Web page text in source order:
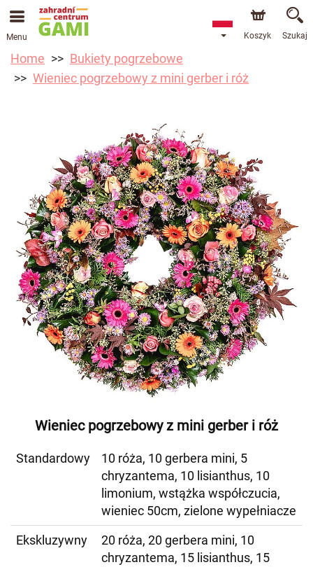
Menu Koszyk Szukaj
Home
Bukiety pogrzebowe
Wieniec pogrzebowy z mini gerber i róż
Wieniec pogrzebowy z mini gerber i róż
Standardowy
10 róża, 10 gerbera mini, 5
chryzantema, 10 lisianthus, 10
limonium, wstążka współczucia,
wieniec 50cm, zielone wypełniacze
Ekskluzywny
20 róża, 20 gerbera mini, 10
chryzantema, 15 lisianthus, 15